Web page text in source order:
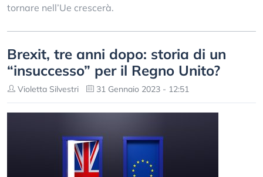
tornare nell’Ue crescerà.
Brexit, tre anni dopo: storia di un
“insuccesso” per il Regno Unito?
Violetta Silvestri 31 Gennaio 2023 - 12:51